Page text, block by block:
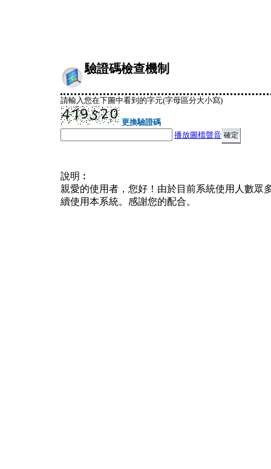
驗證碼檢查機制
請輸入您在下圖中看到的字元(字母區分大小寫)
更換驗證碼
播放圖檔聲音
說明︰
親愛的使用者，您好！由於目前系統使用人數眾
續使用本系統。感謝您的配合。